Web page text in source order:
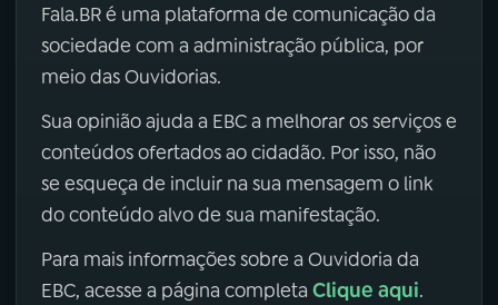
Fala.BR é uma plataforma de comunicação da
sociedade com a administração pública, por
meio das Ouvidorias.
Sua opinião ajuda a EBC a melhorar os serviços e
conteúdos ofertados ao cidadão. Por isso, não
se esqueça de incluir na sua mensagem o link
do conteúdo alvo de sua manifestação.
Para mais informações sobre a Ouvidoria da
EBC, acesse a página completa Clique aqui.